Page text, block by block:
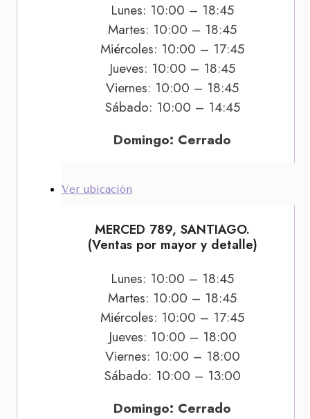
Lunes: 10:00 – 18:45
Martes: 10:00 – 18:45
Miércoles: 10:00 – 17:45
Jueves: 10:00 – 18:45
Viernes: 10:00 – 18:45
Sábado: 10:00 – 14:45
Domingo: Cerrado
Ver ubicación
MERCED 789, SANTIAGO.
(Ventas por mayor y detalle)
Lunes: 10:00 – 18:45
Martes: 10:00 – 18:45
Miércoles: 10:00 – 17:45
Jueves: 10:00 – 18:00
Viernes: 10:00 – 18:00
Sábado: 10:00 – 13:00
Domingo: Cerrado